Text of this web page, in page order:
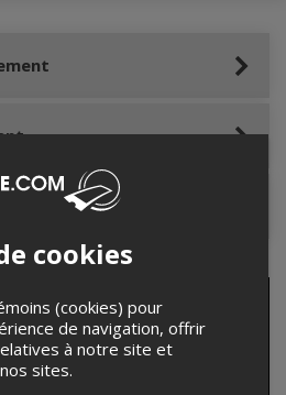
cookies
(cookies) pour
de navigation, offrir
à notre site et
sites.